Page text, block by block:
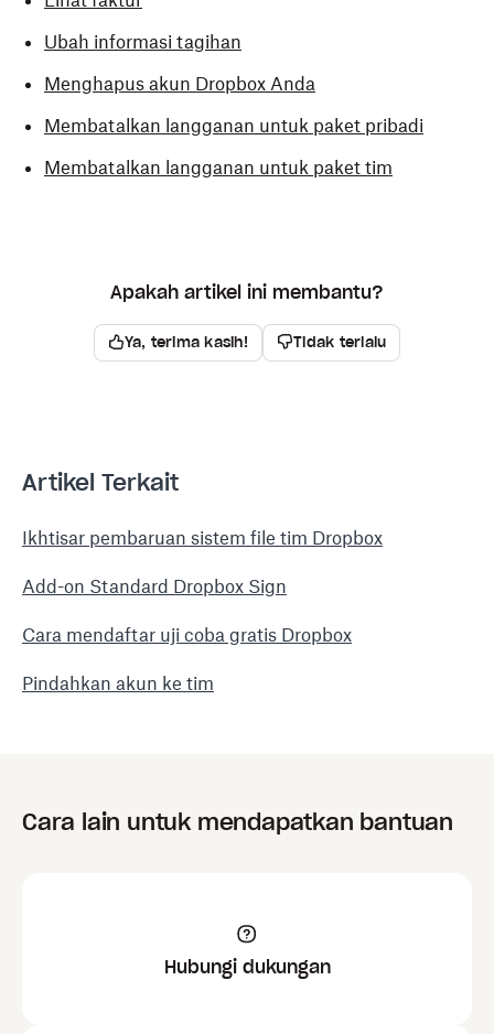
Ubah informasi tagihan
Menghapus akun Dropbox Anda
Membatalkan langganan untuk paket pribadi
Membatalkan langganan untuk paket tim
Apakah artikel ini membantu?
Ya, terima kasih! Tidak terlalu
Artikel Terkait
Ikhtisar pembaruan sistem file tim Dropbox
Add-on Standard Dropbox Sign
Cara mendaftar uji coba gratis Dropbox
Pindahkan akun ke tim
Cara lain untuk mendapatkan bantuan
Hubungi dukungan